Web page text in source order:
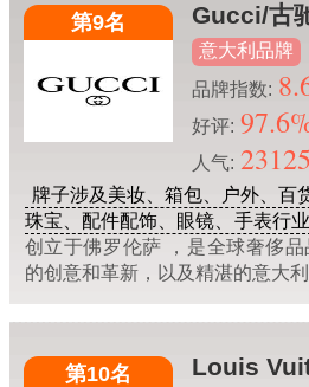
第9名 Gucci/古
意大利品牌
品牌指数:
好评:
人气: 23125
牌子涉及美妆、箱包、户外、百
珠宝、配件配饰、眼镜、手表行业
创立于佛罗伦萨 ，是全球奢侈
的创意和革新，以及精湛的意大
第10名 Louis